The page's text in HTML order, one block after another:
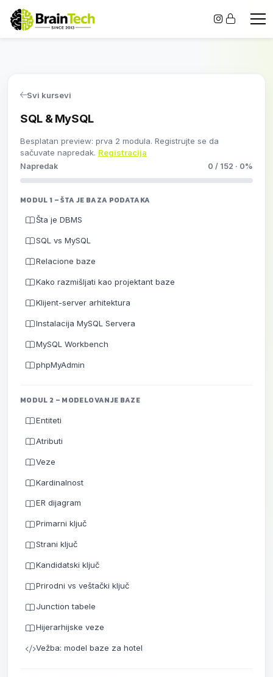
Svi kursevi
SQL & MySQL
Besplatan preview: prva 2 modula. Registrujte se da
sačuvate napredak. Registracija
Napredak 0 / 152 · 0%
MODUL 1 – ŠTA JE BAZA PODATAKA
Šta je DBMS
SQL vs MySQL
Relacione baze
Kako razmišljati kao projektant baze
Klijent-server arhitektura
Instalacija MySQL Servera
MySQL Workbench
phpMyAdmin
MODUL 2 – MODELOVANJE BAZE
Entiteti
Atributi
Veze
Kardinalnost
ER dijagram
Primarni ključ
Strani ključ
Kandidatski ključ
Prirodni vs veštački ključ
Junction tabele
Hijerarhijske veze
Vežba: model baze za hotel